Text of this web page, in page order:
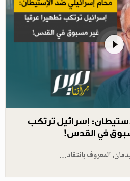
إسرائيل ترتكب
في القدس!
المعروف بانتقاد…